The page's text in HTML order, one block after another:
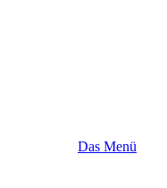
Das Menü